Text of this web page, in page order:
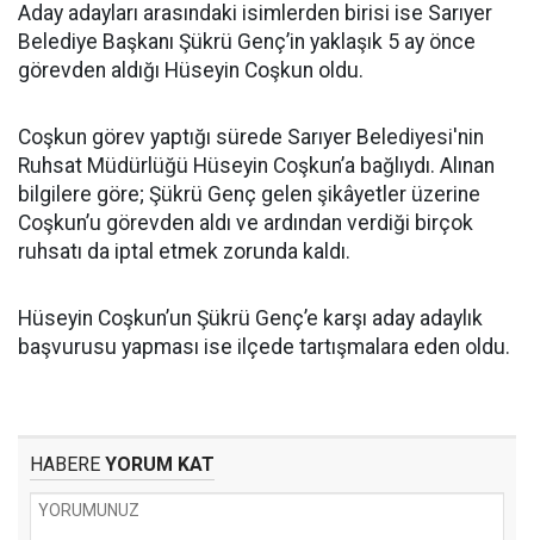
Aday adayları arasındaki isimlerden birisi ise Sarıyer
Belediye Başkanı Şükrü Genç’in yaklaşık 5 ay önce
görevden aldığı Hüseyin Coşkun oldu.
Coşkun görev yaptığı sürede Sarıyer Belediyesi'nin
Ruhsat Müdürlüğü Hüseyin Coşkun’a bağlıydı. Alınan
bilgilere göre; Şükrü Genç gelen şikâyetler üzerine
Coşkun’u görevden aldı ve ardından verdiği birçok
ruhsatı da iptal etmek zorunda kaldı.
Hüseyin Coşkun’un Şükrü Genç’e karşı aday adaylık
başvurusu yapması ise ilçede tartışmalara eden oldu.
HABERE YORUM KAT